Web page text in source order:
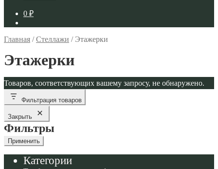
0 ₽
Главная /Стеллажи / Этажерки
Этажерки
Товаров, соответствующих вашему запросу, не обнаружено.
Фильтрация товаров
Закрыть
Фильтры
Применить
Категории